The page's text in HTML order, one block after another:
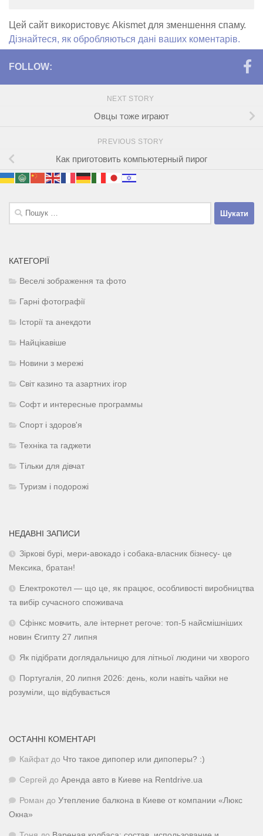
Цей сайт використовує Akismet для зменшення спаму.
Дізнайтеся, як обробляються дані ваших коментарів.
FOLLOW:
NEXT STORY
Овцы тоже играют
PREVIOUS STORY
Как приготовить компьютерный пирог
Пошук:
КАТЕГОРІЇ
Веселі зображення та фото
Гарні фотографії
Історії та анекдоти
Найцікавіше
Новини з мережі
Світ казино та азартних ігор
Софт и интересные программы
Спорт і здоров'я
Техніка та гаджети
Тільки для дівчат
Туризм і подорожі
НЕДАВНІ ЗАПИСИ
Зіркові бурі, мери-авокадо і собака-власник бізнесу- це
Мексика, братан!
Електрокотел — що це, як працює, особливості виробництва
та вибір сучасного споживача
Сфінкс мовчить, але інтернет регоче: топ-5 найсмішніших
новин Єгипту 27 липня
Як підібрати доглядальницю для літньої людини чи хворого
Португалія, 20 липня 2026: день, коли навіть чайки не
розуміли, що відбувається
ОСТАННІ КОМЕНТАРІ
Кайфат до Что такое дипопер или дипоперы? :)
Сергей до Аренда авто в Киеве на Rentdrive.ua
Роман до Утепление балкона в Киеве от компании «Люкс
Окна»